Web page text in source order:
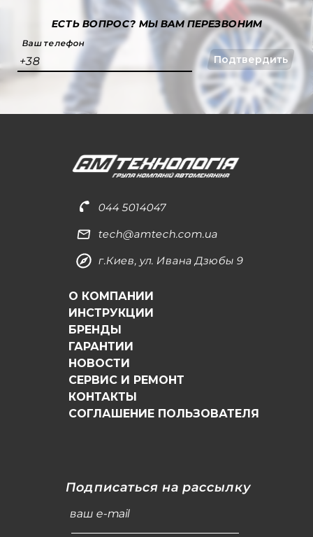
ЕСТЬ ВОПРОС?МЫ ВАМ ПЕРЕЗВОНИМ
Ваш телефон
+38 Подтвердить
044 5014047
tech@amtech.com.ua
г.Киев, ул. Ивана Дзюбы 9
О КОМПАНИИ
ИНСТРУКЦИИ
БРЕНДЫ
ГАРАНТИИ
НОВОСТИ
СЕРВИС И РЕМОНТ
КОНТАКТЫ
СОГЛАШЕНИЕ ПОЛЬЗОВАТЕЛЯ
Подписаться на рассылку
ваш e-mail